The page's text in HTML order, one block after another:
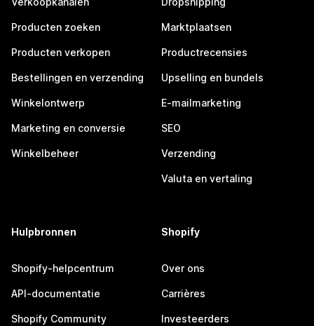
Producten zoeken
Producten verkopen
Bestellingen en verzending
Winkelontwerp
Marketing en conversie
Winkelbeheer
Marktplaatsen
Productrecensies
Upselling en bundels
E-mailmarketing
SEO
Verzending
Valuta en vertaling
Hulpbronnen
Shopify-helpcentrum
API-documentatie
Shopify Community
Shopify
Over ons
Carrières
Investeerders